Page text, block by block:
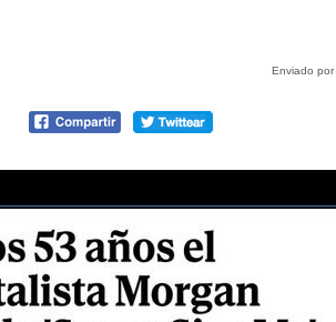
Enviado por